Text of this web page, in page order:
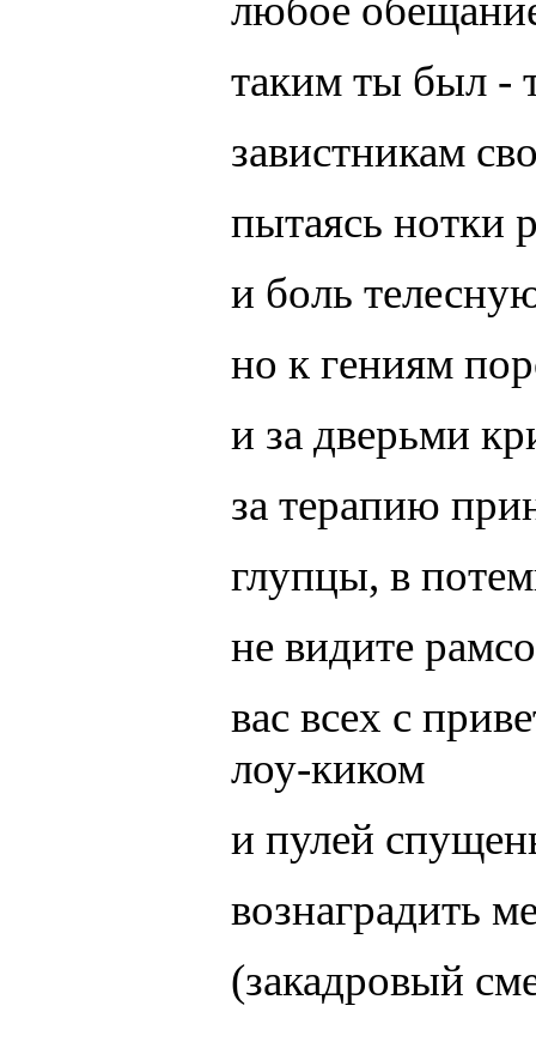
любое
таким ты был -
завистникам
пытаясь нотки
и боль
но к гениям
и за дверьми
за терапию
глупцы, в
не видите
вас всех с
лоу-киком
и пулей
вознаградить
(закадровый